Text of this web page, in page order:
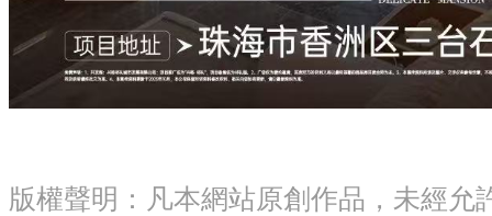
版權聲明：凡本網站原創作品，未經